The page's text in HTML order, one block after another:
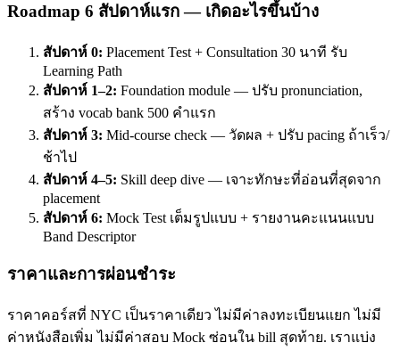
Roadmap 6 สัปดาห์แรก — เกิดอะไรขึ้นบ้าง
สัปดาห์ 0: Placement Test + Consultation 30 นาที รับ
Learning Path
สัปดาห์ 1–2: Foundation module — ปรับ pronunciation,
สร้าง vocab bank 500 คำแรก
สัปดาห์ 3: Mid-course check — วัดผล + ปรับ pacing ถ้าเร็ว/
ช้าไป
สัปดาห์ 4–5: Skill deep dive — เจาะทักษะที่อ่อนที่สุดจาก
placement
สัปดาห์ 6: Mock Test เต็มรูปแบบ + รายงานคะแนนแบบ
Band Descriptor
ราคาและการผ่อนชำระ
ราคาคอร์สที่ NYC เป็นราคาเดียว ไม่มีค่าลงทะเบียนแยก ไม่มี
ค่าหนังสือเพิ่ม ไม่มีค่าสอบ Mock ซ่อนใน bill สุดท้าย. เราแบ่ง